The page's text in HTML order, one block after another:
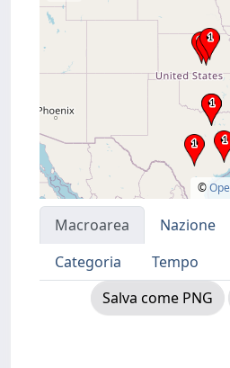
©
Macroarea Nazione
Categoria
Tempo
Salva come PNG